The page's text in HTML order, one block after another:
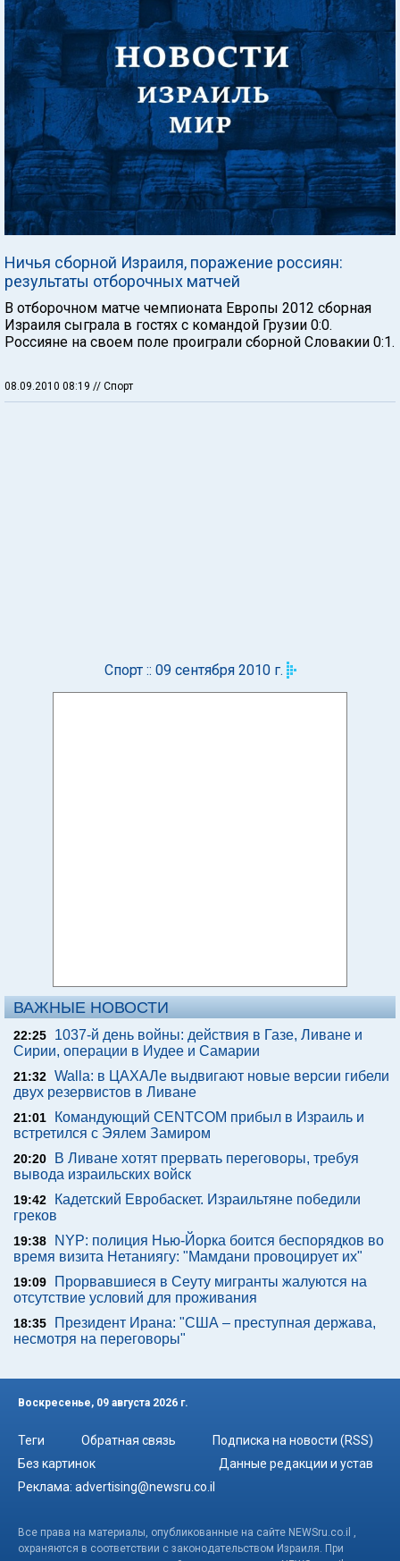
Ничья сборной Израиля, поражение россиян:
результаты отборочных матчей
В отборочном матче чемпионата Европы 2012 сборная
Израиля сыграла в гостях с командой Грузии 0:0.
Россияне на своем поле проиграли сборной Словакии 0:1.
08.09.2010 08:19 // Спорт
Спорт :: 09 сентября 2010 г.
ВАЖНЫЕ НОВОСТИ
22:25
1037-й день войны: действия в Газе, Ливане и
Сирии, операции в Иудее и Самарии
21:32 Walla: в ЦАХАЛе выдвигают новые версии гибели
двух резервистов в Ливане
21:01
Командующий CENTCOM прибыл в Израиль и
встретился с Эялем Замиром
20:20
В Ливане хотят прервать переговоры, требуя
вывода израильских войск
19:42
Кадетский Евробаскет. Израильтяне победили
греков
19:38
NYP: полиция Нью-Йорка боится беспорядков во
время визита Нетаниягу: "Мамдани провоцирует их"
19:09
Прорвавшиеся в Сеуту мигранты жалуются на
отсутствие условий для проживания
18:35
Президент Ирана: "США – преступная держава,
несмотря на переговоры"
Воскресенье, 09 августа 2026 г.
Теги Обратная связь
Подписка на новости (RSS)
Без картинок
Данные редакции и устав
Реклама: advertising@newsru.co.il
Все права на материалы, опубликованные на сайте NEWSru.co.il ,
охраняются в соответствии с законодательством Израиля. При